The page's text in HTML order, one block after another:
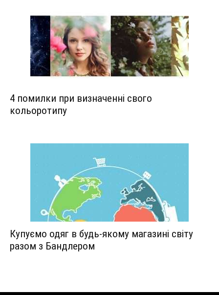
4 помилки при визначенні свого
кольоротипу
Купуємо одяг в будь-якому магазині світу
разом з Бандлером